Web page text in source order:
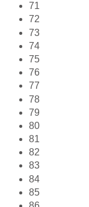
71
72
73
74
75
76
77
78
79
80
81
82
83
84
85